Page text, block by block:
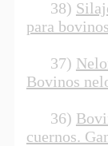
38)
para
37)
Bovinos
36)
cuernos.